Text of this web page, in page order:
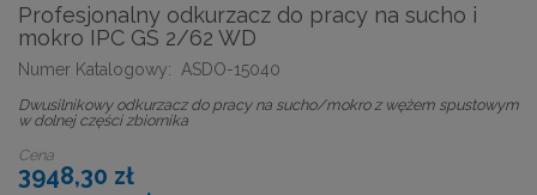
Profesjonalny odkurzacz do pracy na sucho i
mokro IPC GS 2/62 WD
Numer Katalogowy: ASDO-15040
Dwusilnikowy odkurzacz do pracy na sucho/mokro z wężem spustowym
w dolnej części zbiornika
Cena
3948,30 zł